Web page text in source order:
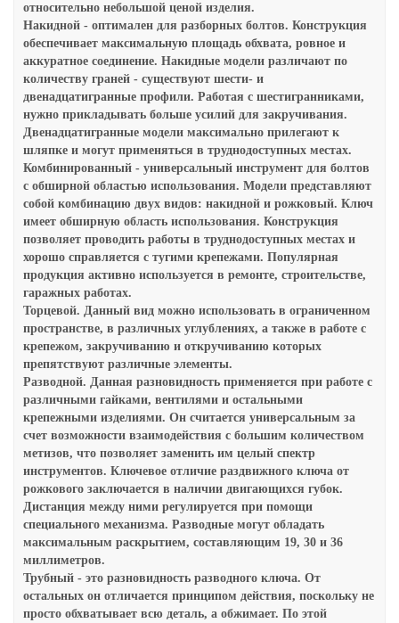
относительно небольшой ценой изделия.
Накидной - оптимален для разборных болтов. Конструкция
обеспечивает максимальную площадь обхвата, ровное и
аккуратное соединение. Накидные модели различают по
количеству граней - существуют шести- и
двенадцатигранные профили. Работая с шестигранниками,
нужно прикладывать больше усилий для закручивания.
Двенадцатигранные модели максимально прилегают к
шляпке и могут применяться в труднодоступных местах.
Комбинированный - универсальный инструмент для болтов
с обширной областью использования. Модели представляют
собой комбинацию двух видов: накидной и рожковый. Ключ
имеет обширную область использования. Конструкция
позволяет проводить работы в труднодоступных местах и
хорошо справляется с тугими крепежами. Популярная
продукция активно используется в ремонте, строительстве,
гаражных работах.
Торцевой. Данный вид можно использовать в ограниченном
пространстве, в различных углублениях, а также в работе с
крепежом, закручиванию и откручиванию которых
препятствуют различные элементы.
Разводной. Данная разновидность применяется при работе с
различными гайками, вентилями и остальными
крепежными изделиями. Он считается универсальным за
счет возможности взаимодействия с большим количеством
метизов, что позволяет заменить им целый спектр
инструментов. Ключевое отличие раздвижного ключа от
рожкового заключается в наличии двигающихся губок.
Дистанция между ними регулируется при помощи
специального механизма. Разводные могут обладать
максимальным раскрытием, составляющим 19, 30 и 36
миллиметров.
Трубный - это разновидность разводного ключа. От
остальных он отличается принципом действия, поскольку не
просто обхватывает всю деталь, а обжимает. По этой